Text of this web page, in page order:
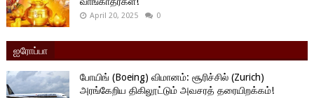
April 20, 2025 0
ஐரோப்பா
போயிங் (Boeing) விமானம்: சூரிச்சில் (Zurich)
அரங்கேறிய திகிலூட்டும் அவசரத் தரையிறக்கம்!